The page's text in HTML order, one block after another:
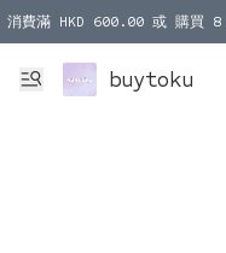
消費滿 HKD 600.00 或 購買 8
消費滿 HKD 1000.00 或 購買
buytoku